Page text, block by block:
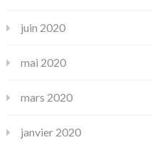
juin 2020
mai 2020
mars 2020
janvier 2020